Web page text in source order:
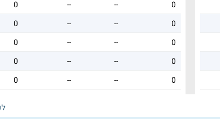
0
--
--
0
0
--
--
0
0
--
--
0
0
--
--
0
0
--
--
0